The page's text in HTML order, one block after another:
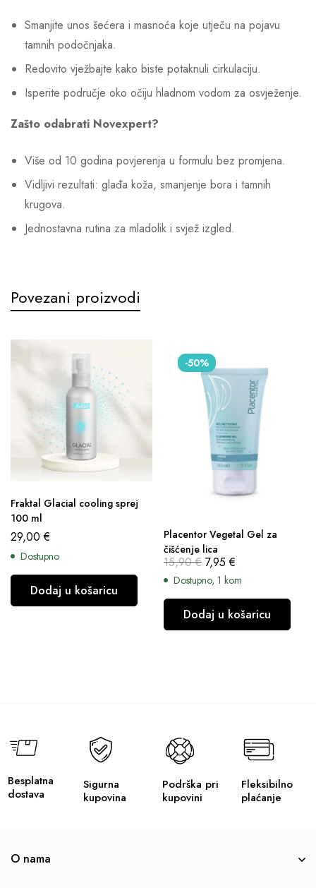
Smanjite unos šećera i masnoća koje utječu na pojavu
tamnih podočnjaka.
Redovito vježbajte kako biste potaknuli cirkulaciju.
Isperite područje oko očiju hladnom vodom za osvježenje.
Zašto odabrati Novexpert?
Više od 10 godina povjerenja u formulu bez promjena.
Vidljivi rezultati: glađa koža, smanjenje bora i tamnih
krugova.
Jednostavna rutina za mladolik i svjež izgled.
Povezani proizvodi
Fraktal Glacial cooling sprej
100 ml
29,00€
Dostupno
Dodaj u košaricu
-50%
Placentor Vegetal Gel za
čišćenje lica
15,90€ 7,95€
Dostupno, 1 kom
Dodaj u košaricu
Besplatna
dostava
Sigurna
kupovina
Podrška pri
kupovini
Fleksibilno
plaćanje
O nama